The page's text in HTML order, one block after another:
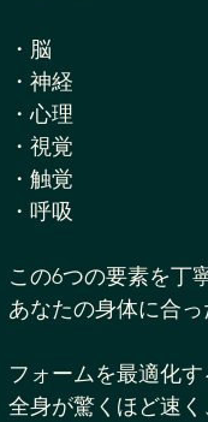
・脳
・神経
・心理
・視覚
・触覚
・呼吸
この6つの要素を丁
あなたの身体に合
フォームを最適化
全身が驚くほど速